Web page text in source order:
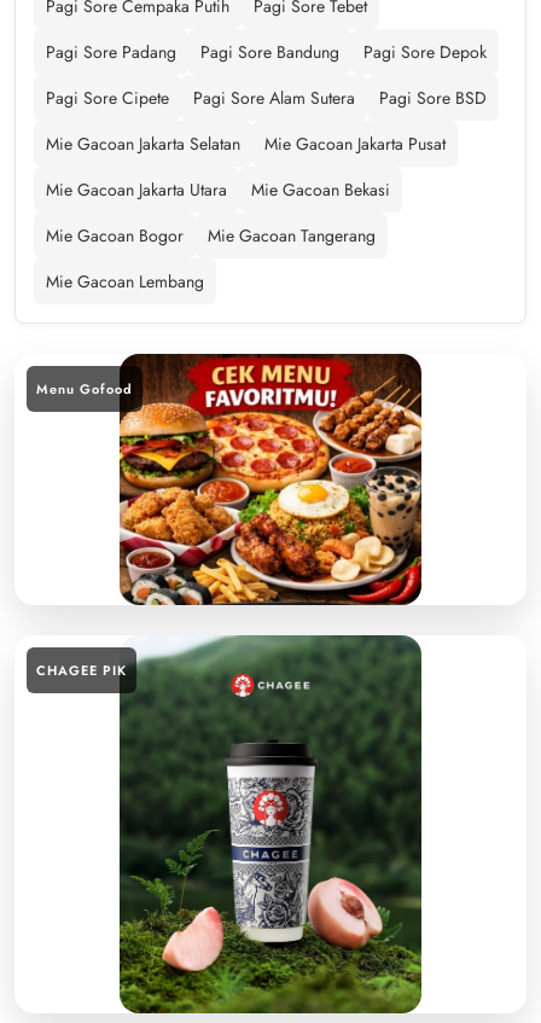
Pagi Sore Cempaka Putih
Pagi Sore Tebet
Pagi Sore Padang
Pagi Sore Bandung
Pagi Sore Depok
Pagi Sore Cipete
Pagi Sore Alam Sutera
Pagi Sore BSD
Mie Gacoan Jakarta Selatan
Mie Gacoan Jakarta Pusat
Mie Gacoan Jakarta Utara
Mie Gacoan Bekasi
Mie Gacoan Bogor
Mie Gacoan Tangerang
Mie Gacoan Lembang
Menu Gofood
CHAGEE PIK